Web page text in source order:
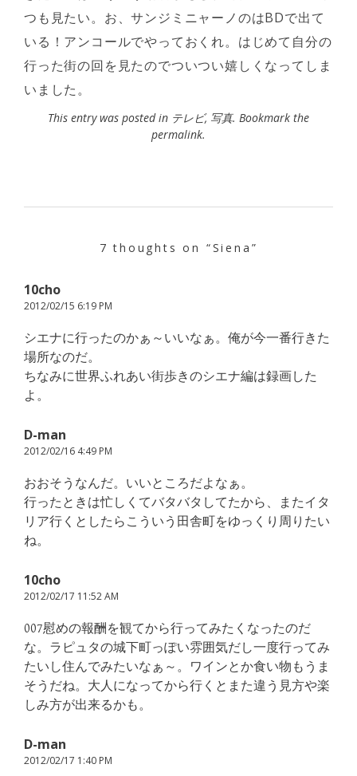
つも見たい。お、サンジミニャーノのはBDで出て
いる！アンコールでやっておくれ。はじめて自分の
行った街の回を見たのでついつい嬉しくなってしま
いました。
This entry was posted in テレビ, 写真. Bookmark the
permalink.
7 thoughts on “Siena ”
10cho
2012/02/15 6:19 PM
シエナに行ったのかぁ～いいなぁ。俺が今一番行きた
場所なのだ。
ちなみに世界ふれあい街歩きのシエナ編は録画した
よ。
D-man
2012/02/16 4:49 PM
おおそうなんだ。いいところだよなぁ。
行ったときは忙しくてバタバタしてたから、またイタ
リア行くとしたらこういう田舎町をゆっくり周りたい
ね。
10cho
2012/02/17 11:52 AM
007慰めの報酬を観てから行ってみたくなったのだ
な。ラピュタの城下町っぽい雰囲気だし一度行ってみ
たいし住んでみたいなぁ～。ワインとか食い物もうま
そうだね。大人になってから行くとまた違う見方や楽
しみ方が出来るかも。
D-man
2012/02/17 1:40 PM